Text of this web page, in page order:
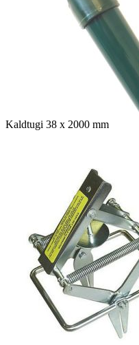
Kaldtugi 38 x 2000 mm